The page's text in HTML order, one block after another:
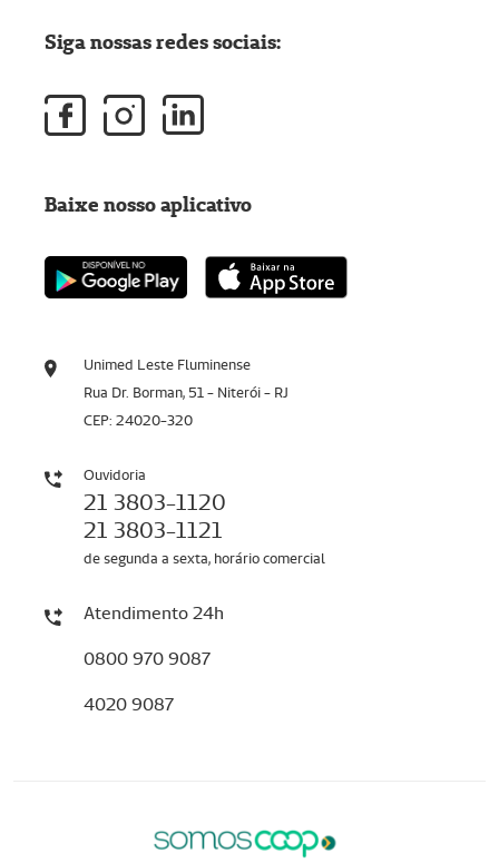
Unimed Leste Fluminense
Rua Dr. Borman, 51 - Niterói - RJ
CEP: 24020-320
Ouvidoria
21 3803-1120
21 3803-1121
de segunda a sexta, horário comercial
Atendimento 24h
0800 970 9087
4020 9087
Siga nossas redes sociais:
Baixe nosso aplicativo